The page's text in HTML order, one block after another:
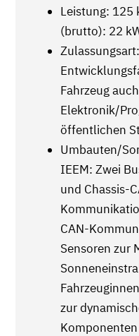
Leistung: 125
(brutto): 22
Fahrzeug
Elektronik/
öffentlichen
Umbauten/
IEEM: Zwei
und Chassis-
CAN-
Sensoren zur
zur